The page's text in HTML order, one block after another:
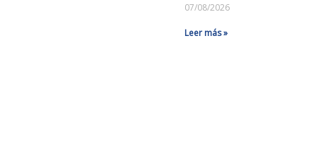
07/08/2026
Leer más »